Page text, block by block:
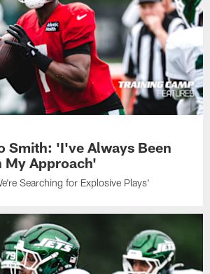
Smith: 'I've Always Been
My Approach'
Searching for Explosive Plays'